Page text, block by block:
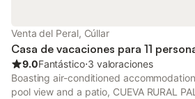
Venta del Peral, Cúllar
Casa de vacaciones para 11
9.0Fantástico⋅3 valoraciones
Boasting air-conditioned
pool view and a patio, CUEVA RURAL